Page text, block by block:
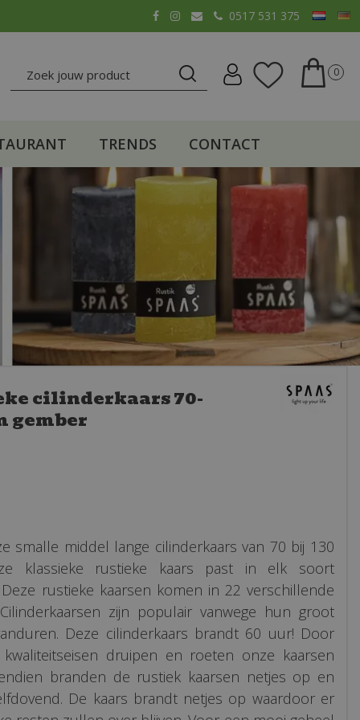
0517 531 375
TRENDS CONTACT
cilinderkaars 70-
gember
smalle middel lange cilinderkaars van 70 bij 130
klassieke rustieke kaars past in elk soort
rustieke kaarsen komen in 22 verschillende
zijn populair vanwege hun groot
Deze cilinderkaars brandt 60 uur! Door
druipen en roeten onze kaarsen
branden de rustiek kaarsen netjes op en
De kaars brandt netjes op waardoor er